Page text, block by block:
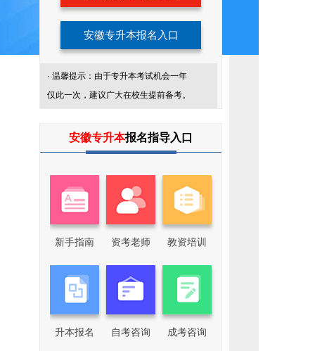
安徽专升本报名入口
· 温馨提示：由于专升本考试机会一年
仅此一次，建议广大在校生提前备考。
安徽专升本报名指导入口
新手指南 资考老师 教资培训
升本报名 自考咨询 成考咨询